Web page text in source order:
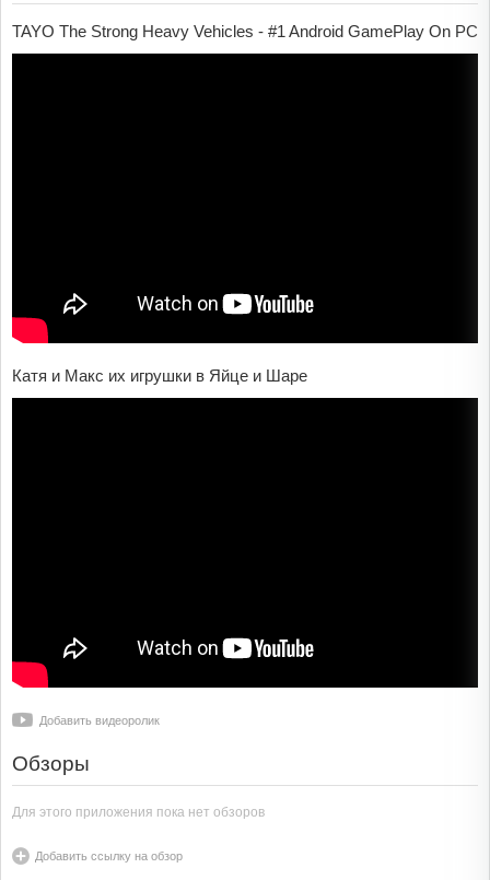
TAYO The Strong Heavy Vehicles - #1 Android GamePlay On PC
Катя и Макс их игрушки в Яйце и Шаре
Добавить видеоролик
Обзоры
Для этого приложения пока нет обзоров
Добавить ссылку на обзор